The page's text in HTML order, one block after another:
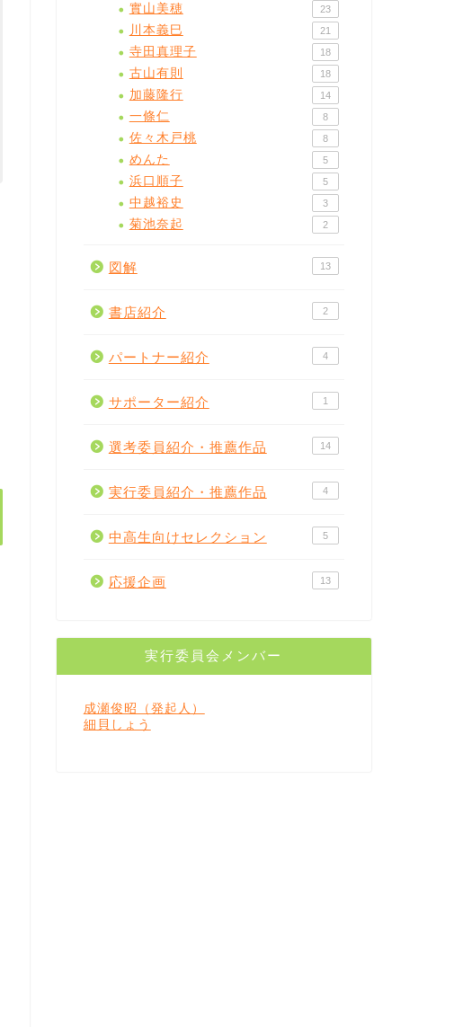
實山美穂 23
川本義巳 21
寺田真理子 18
古山有則 18
加藤隆行 14
一條仁 8
佐々木戸桃 8
めんた 5
浜口順子 5
中越裕史 3
菊池奈起 2
図解 13
書店紹介 2
パートナー紹介 4
サポーター紹介 1
選考委員紹介・推薦作品 14
実行委員紹介・推薦作品 4
中高生向けセレクション 5
応援企画 13
実行委員会メンバー
成瀬俊昭（発起人）
細貝しょう